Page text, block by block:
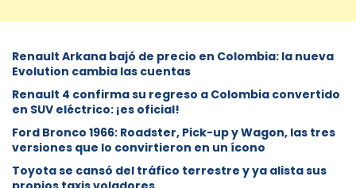
Renault Arkana bajó de precio en Colombia: la nueva
Evolution cambia las cuentas
Renault 4 confirma su regreso a Colombia convertido
en SUV eléctrico: ¡es oficial!
Ford Bronco 1966: Roadster, Pick-up y Wagon, las tres
versiones que lo convirtieron en un ícono
Toyota se cansó del tráfico terrestre y ya alista sus